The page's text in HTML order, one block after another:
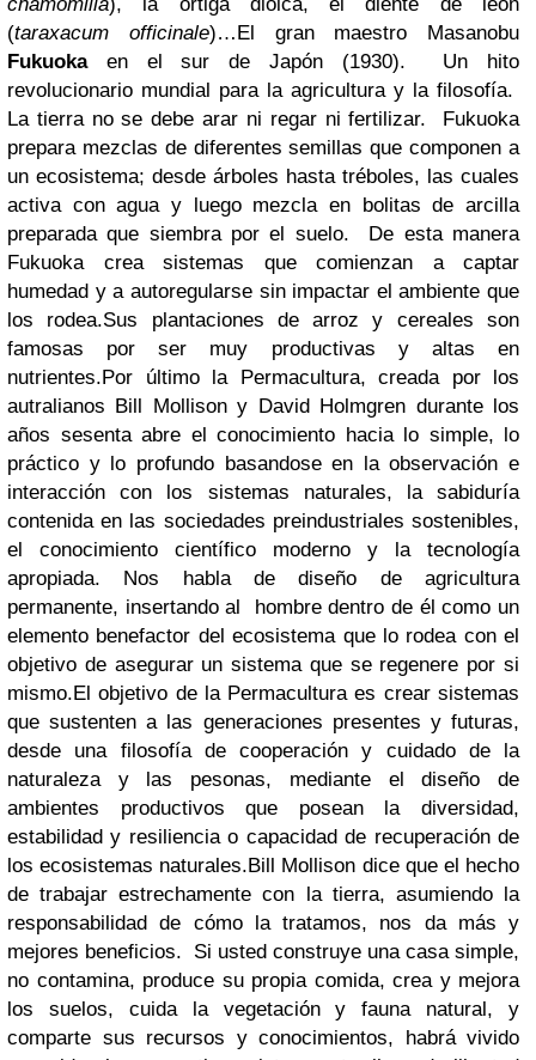
(taraxacum officinale)…El gran maestro Masanobu
Fukuokaen el sur de Japón (1930). Un hito
revolucionario mundial para la agricultura y la filosofía.
La tierra no se debe arar ni regar ni fertilizar. Fukuoka
prepara mezclas de diferentes semillas que componen a
un ecosistema; desde árboles hasta tréboles, las cuales
activa con agua y luego mezcla en bolitas de arcilla
preparada que siembra por el suelo. De esta manera
Fukuoka crea sistemas que comienzan a captar
humedad y a autoregularse sin impactar el ambiente que
los rodea.Sus plantaciones de arroz y cereales son
famosas por ser muy productivas y altas en
nutrientes.Por último la Permacultura, creada por los
autralianos Bill Mollison y David Holmgren durante los
años sesenta abre el conocimiento hacia lo simple, lo
práctico y lo profundo basandose en la observación e
interacción con los sistemas naturales, la sabiduría
contenida en las sociedades preindustriales sostenibles,
el conocimiento científico moderno y la tecnología
apropiada. Nos habla de diseño de agricultura
permanente, insertando al hombre dentro de él como un
elemento benefactor del ecosistema que lo rodea con el
objetivo de asegurar un sistema que se regenere por si
mismo.El objetivo de la Permacultura es crear sistemas
que sustenten a las generaciones presentes y futuras,
desde una filosofía de cooperación y cuidado de la
naturaleza y las pesonas, mediante el diseño de
ambientes productivos que posean la diversidad,
estabilidad y resiliencia o capacidad de recuperación de
los ecosistemas naturales.Bill Mollison dice que el hecho
de trabajar estrechamente con la tierra, asumiendo la
responsabilidad de cómo la tratamos, nos da más y
mejores beneficios. Si usted construye una casa simple,
no contamina, produce su propia comida, crea y mejora
los suelos, cuida la vegetación y fauna natural, y
comparte sus recursos y conocimientos, habrá vivido